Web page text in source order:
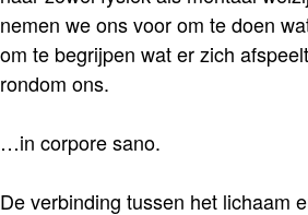
nemen we ons voor om te doen
om te begrijpen wat er zich
rondom ons.
…in corpore sano.
De verbinding tussen het lichaam